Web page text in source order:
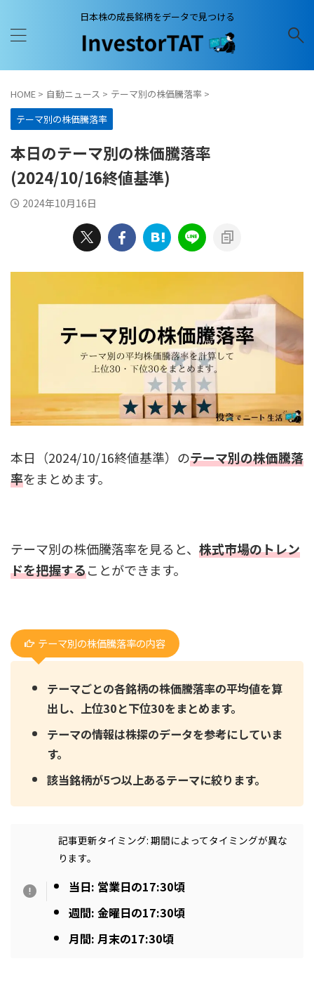
日本株の成長銘柄をデータで見つける
HOME > 自動ニュース > テーマ別の株価騰落率 >
テーマ別の株価騰落率
本日のテーマ別の株価騰落率
(2024/10/16終値基準)
2024年10月16日
本日（2024/10/16終値基準）のテーマ別の株価騰落
率をまとめます。
テーマ別の株価騰落率を見ると、 株式市場のトレン
ドを把握することができます。
テーマ別の株価騰落率の内容
テーマごとの各銘柄の株価騰落率の平均値を算
出し、上位30と下位30をまとめます。
テーマの情報は株探のデータを参考にしていま
す。
該当銘柄が5つ以上あるテーマに絞ります。
記事更新タイミング: 期間によってタイミングが異な
ります。
当日: 営業日の17:30頃
週間: 金曜日の17:30頃
月間: 月末の17:30頃